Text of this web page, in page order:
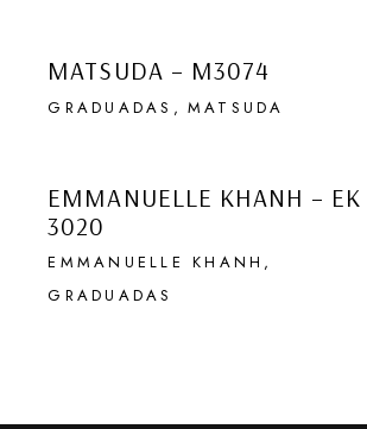
MATSUDA – M3074
GRADUADAS MATSUDA
EMMANUELLE KHANH – EK
3020
EMMANUELLE KHANH
GRADUADAS
Que quede